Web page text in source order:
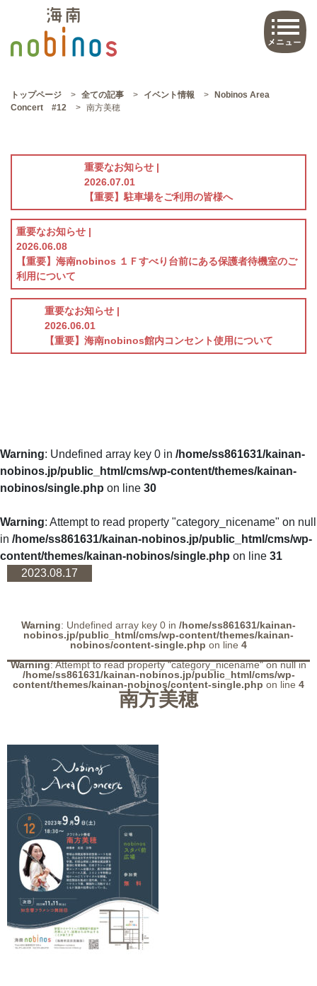
トップページ > 全ての記事 > イベント情報 >
Nobinos Area
Concert #12
> 南方美穂
重要なお知らせ |
2026.07.01
【重要】駐車場をご利用の皆様へ
重要なお知らせ |
2026.06.08
【重要】海南nobinos １Ｆすべり台前にある保護者待機室のご
利用について
重要なお知らせ |
2026.06.01
【重要】海南nobinos館内コンセント使用について
Warning: Undefined array key 0 in /home/ss861631/kainan-
nobinos.jp/public_html/cms/wp-content/themes/kainan-
nobinos/single.php on line 30
Warning: Attempt to read property "category_nicename" on null
in /home/ss861631/kainan-nobinos.jp/public_html/cms/wp-
content/themes/kainan-nobinos/single.php on line 31
2023.08.17
Warning: Undefined array key 0 in /home/ss861631/kainan-
nobinos.jp/public_html/cms/wp-content/themes/kainan-
nobinos/content-single.php on line 4
Warning: Attempt to read property "category_nicename" on null in
/home/ss861631/kainan-nobinos.jp/public_html/cms/wp-
content/themes/kainan-nobinos/content-single.php on line 4
南方美穂